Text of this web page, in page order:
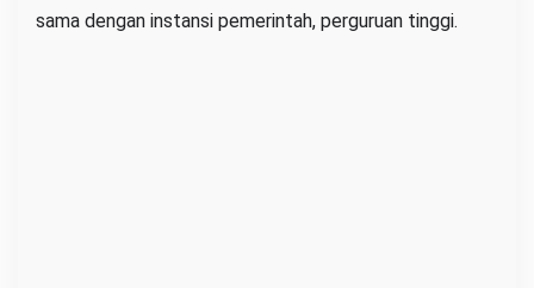
sama dengan instansi pemerintah, perguruan tinggi.